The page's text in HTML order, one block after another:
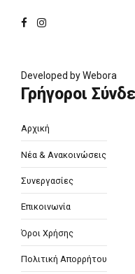
Developed byWebora
Γρήγοροι
Αρχική
Νέα & Ανακοινώσεις
Συνεργασίες
Επικοινωνία
Όροι Χρήσης
Πολιτική Απορρήτου